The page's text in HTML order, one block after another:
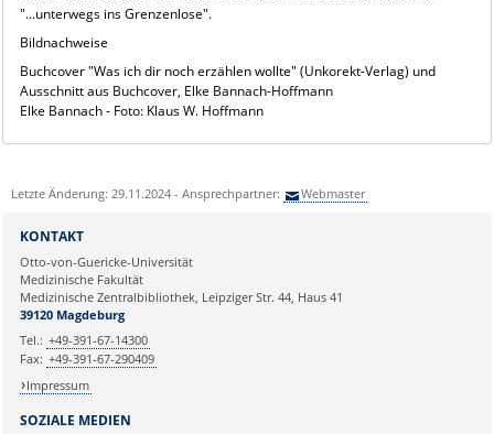
"...unterwegs ins Grenzenlose".
Bildnachweise
Buchcover "Was ich dir noch erzählen wollte" (Unkorekt-Verlag) und
Ausschnitt aus Buchcover, Elke Bannach-Hoffmann
Elke Bannach - Foto: Klaus W. Hoffmann
Letzte Änderung: 29.11.2024 - Ansprechpartner: Webmaster
SOZIALE MEDIEN
KONTAKT
Otto-von-Guericke-Universität
Medizinische Fakultät
Medizinische Zentralbibliothek, Leipziger Str. 44, Haus 41
39120 Magdeburg
Tel.: +49-391-67-14300
Fax: +49-391-67-290409
Impressum